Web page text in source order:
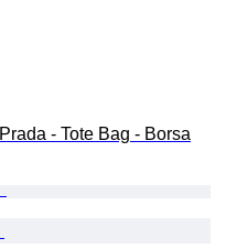
Prada - Tote Bag - Borsa